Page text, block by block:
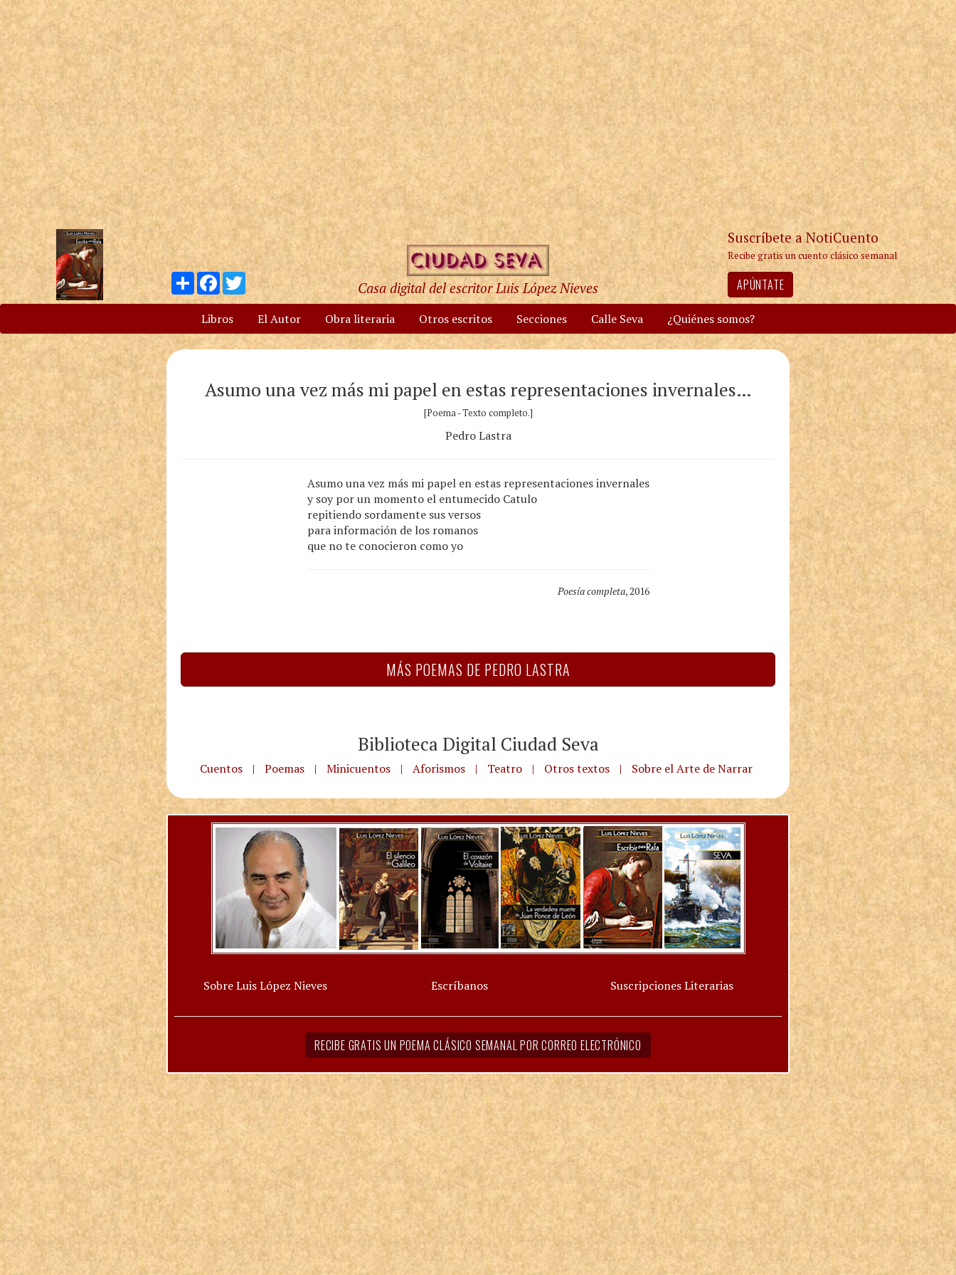
Compartir
Facebook
Twitter
Casa digital del escritor Luis López Nieves
Suscríbete a NotiCuento
Recibe gratis un cuento clásico semanal
APÚNTATE
Libros El Autor Obra literaria Otros escritos Secciones Calle Seva ¿Quiénes somos?
Asumo una vez más mi papel en estas representaciones invernales…
[Poema - Texto completo.]
Pedro Lastra
Asumo una vez más mi papel en estas representaciones invernales
y soy por un momento el entumecido Catulo
repitiendo sordamente sus versos
para información de los romanos
que no te conocieron como yo
Poesía completa, 2016
MÁS POEMAS DE PEDRO LASTRA
Biblioteca Digital Ciudad Seva
Cuentos | Poemas | Minicuentos | Aforismos | Teatro | Otros textos | Sobre el Arte de Narrar
Sobre Luis López Nieves Escríbanos Suscripciones Literarias
RECIBE GRATIS UN POEMA CLÁSICO SEMANAL POR CORREO ELECTRÓNICO